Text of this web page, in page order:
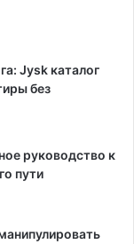
Jysk каталог
без
руководство к
пути